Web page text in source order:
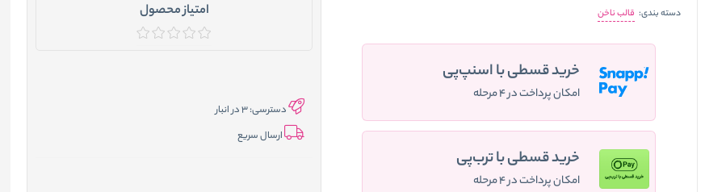
دسته بندی: قالب ناخن
خرید قسطی با اسنپ‌پی
امکان پرداخت در ۴ مرحله
خرید قسطی با ترب‌پی
امکان پرداخت در ۴ مرحله
امتیاز محصول
دسترسی:3 در انبار
ارسال سریع